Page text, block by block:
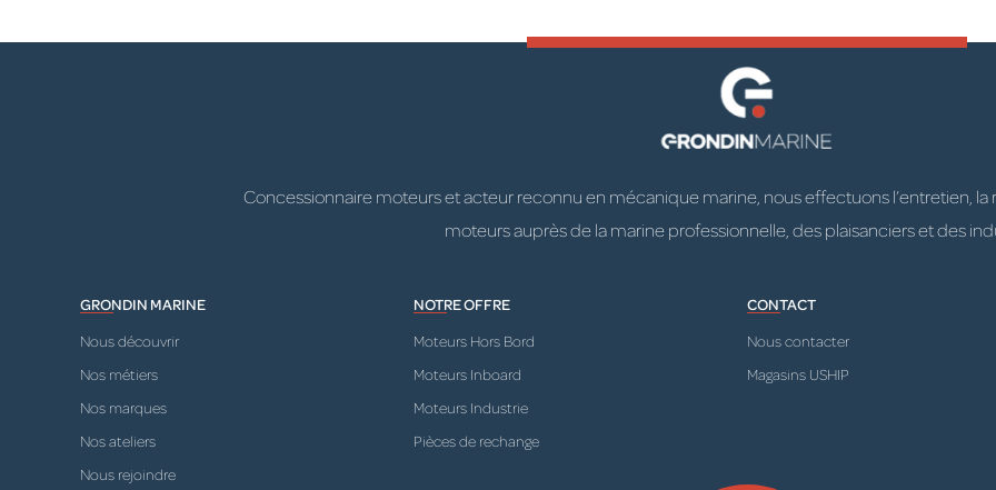
Concessionnaire moteurs et acteur reconnu en mécanique marine, nous effectuons l’entretien, la
moteurs auprès de la marine professionnelle, des plaisanciers et des
GRONDIN MARINE
Nous découvrir
Nos métiers
Nos marques
Nos ateliers
Nous rejoindre
NOTRE OFFRE
Moteurs Hors Bord
Moteurs Inboard
Moteurs Industrie
Pièces de rechange
CONTACT
Nous contacter
Magasins USHIP